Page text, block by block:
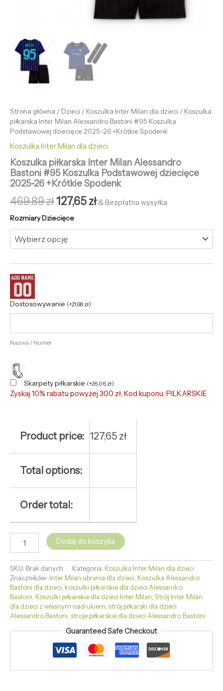
Strona główna / Dzieci / Koszulka Inter Milan dla dzieci / Koszulka
piłkarska Inter Milan Alessandro Bastoni #95 Koszulka
Podstawowej dziecięce 2025-26 +Krótkie Spodenk
Koszulka Inter Milan dla dzieci
Koszulka piłkarska Inter Milan Alessandro
Bastoni #95 Koszulka Podstawowej dziecięce
2025-26 +Krótkie Spodenk
469,89zł127,65zł & Bezpłatna wysyłka
Rozmiary Dziecięce
Dostosowywanie (+21,68 zł)
Nazwa / Numer
Skarpety piłkarskie (+26,06 zł)
Zyskaj 10% rabatu powyżej 300 zł, Kod kuponu: PILKARSKIE
Product price: 127,65 zł
Total options:
Order total:
Dodaj do koszyka
SKU: Brak danych Kategoria: Koszulka Inter Milan dla dzieci
Znaczników: Inter Milan ubrania dla dzieci, Koszulka Alessandro
Bastoni dla dzieci, koszulki piłkarskie dla dzieci Alessandro
Bastoni, Koszulki piłkarskie dla dzieci Inter Milan, Strój Inter Milan
dla dzieci z własnym nadrukiem, strój piłkarski dla dzieci
Alessandro Bastoni, stroje piłkarskie dla dzieci Alessandro Bastoni
Guaranteed Safe Checkout